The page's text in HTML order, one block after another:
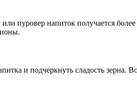
пуровер напиток получается
и подчеркнуть сладость